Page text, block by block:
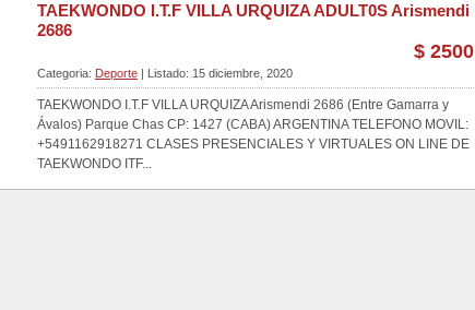
TAEKWONDO I.T.F VILLA URQUIZA ADULT0S Arismendi
2686
$ 2500
Categoria: Deporte | Listado: 15 diciembre, 2020
TAEKWONDO I.T.F VILLA URQUIZA Arismendi 2686 (Entre Gamarra y
Ávalos) Parque Chas CP: 1427 (CABA) ARGENTINA TELEFONO MOVIL:
+5491162918271 CLASES PRESENCIALES Y VIRTUALES ON LINE DE
TAEKWONDO ITF...